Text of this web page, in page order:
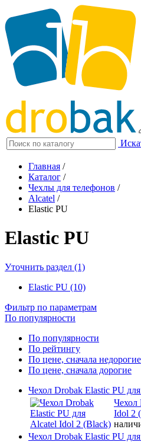
Главная /
Каталог /
Чехлы для телефонов /
Alcatel /
Elastic PU
Elastic PU
Уточнить раздел (1)
Elastic PU (10)
Фильтр по параметрам
По популярности
По популярности
По рейтингу
По цене, сначала недорогие
По цене, сначала дорогие
Чехол Drobak Elastic PU
Чехол
Idol 2
Чехол Drobak Elastic PU